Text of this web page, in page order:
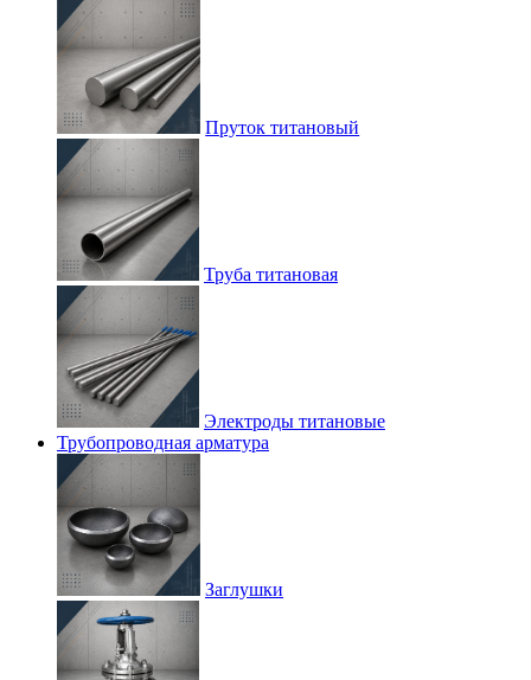
Пруток титановый
Труба титановая
Электроды титановые
Трубопроводная арматура
Заглушки